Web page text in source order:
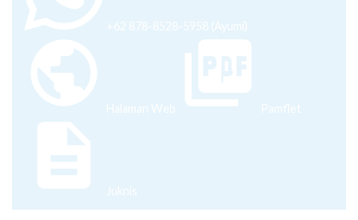
+62 878-8528-5958 (Ayumi)
Halaman Web Pamflet
Juknis